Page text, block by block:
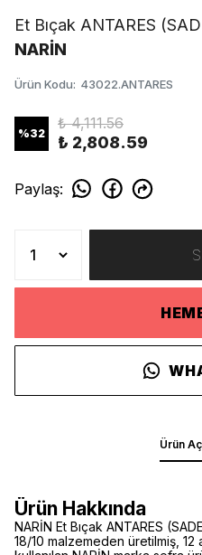
Et Bıçak ANTARES
NARİN
Ürün Kodu: 43022.ANTARES
%32
₺ 4,111.56
₺ 2,808.59
Paylaş:
Ürün
Ürün Hakkında
NARİN Et Bıçak ANTARES
18/10 malzemeden üretilmiş,